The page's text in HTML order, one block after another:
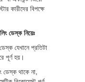
কারীদের বিপক্ষে
ডেস্ক নিয়েঃ
যেখানে প্রতিটা
পূর্ণ হয়।
ডেস্ক থাকে না,